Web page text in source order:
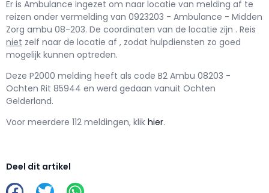
Er is Ambulance ingezet om naar locatie van melding af te
reizen onder vermelding van 0923203 - Ambulance - Midden
Zorg ambu 08-203. De coordinaten van de locatie zijn . Reis
niet zelf naar de locatie af , zodat hulpdiensten zo goed
mogelijk kunnen optreden.
Deze P2000 melding heeft als code B2 Ambu 08203 -
Ochten Rit 85944 en werd gedaan vanuit Ochten
Gelderland.
Voor meerdere 112 meldingen, klik hier.
Deel dit artikel